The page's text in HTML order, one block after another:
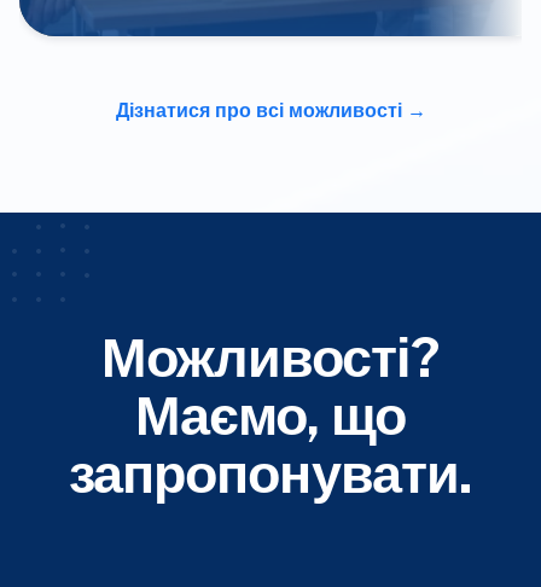
Дізнатися про всі можливості
Можливості?
Маємо, що
запропонувати.